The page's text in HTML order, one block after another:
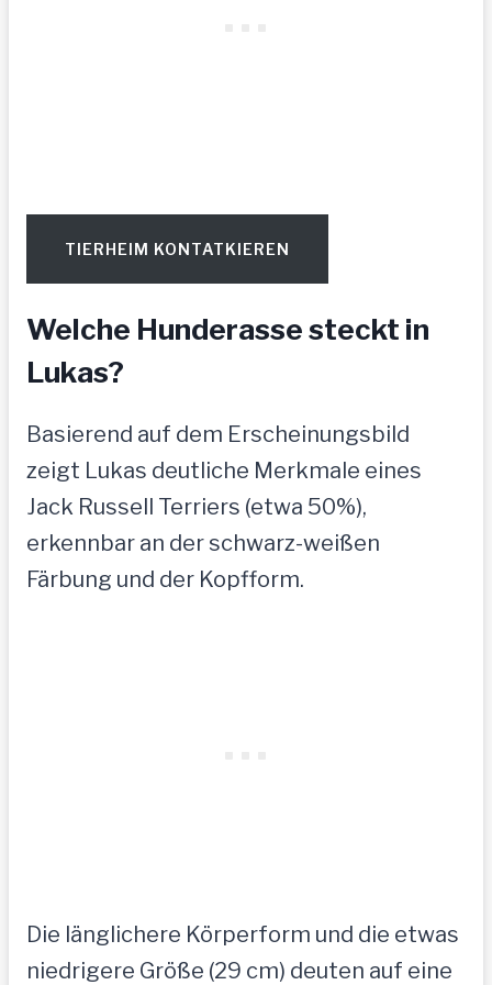
TIERHEIM KONTATKIEREN
Welche Hunderasse steckt in
Lukas?
Basierend auf dem Erscheinungsbild
zeigt Lukas deutliche Merkmale eines
Jack Russell Terriers (etwa 50%),
erkennbar an der schwarz-weißen
Färbung und der Kopfform.
Die länglichere Körperform und die etwas
niedrigere Größe (29 cm) deuten auf eine